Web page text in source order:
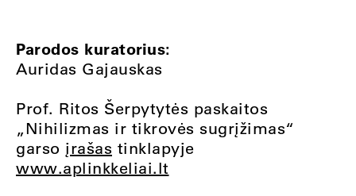
Parodos kuratorius:
Auridas Gajauskas
Prof. Ritos Šerpytytės paskaitos
„Nihilizmas ir tikrovės sugrįžimas“
garso įrašas tinklapyje
www.aplinkkeliai.lt